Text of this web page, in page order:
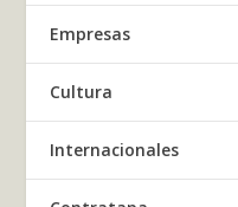
Empresas
Cultura
Internacionales